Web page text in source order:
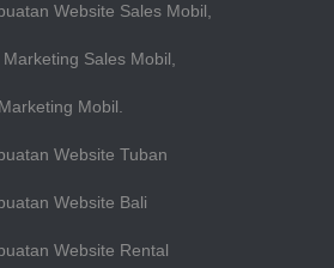
Website Sales Mobil,
Sales Mobil,
Mobil.
Website Tuban
Website Bali
Website Rental